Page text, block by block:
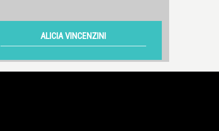
ALICIA VINCENZINI